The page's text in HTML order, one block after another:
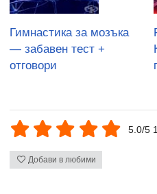
Гимнастика за мозъка
— забавен тест +
отговори
5.0/5
Добави в любими